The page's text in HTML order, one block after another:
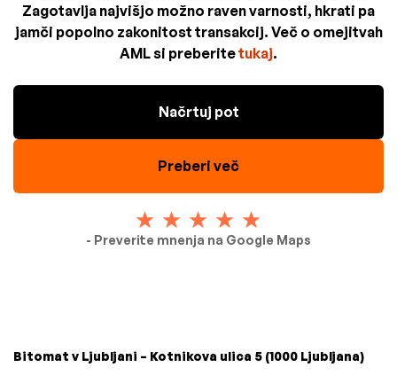
Zagotavlja najvišjo možno raven varnosti, hkrati pa
jamči popolno zakonitost transakcij. Več o omejitvah
AML si preberitetukaj.
Načrtuj pot
Preberi več
- Preverite mnenja na Google Maps
Bitomat v Ljubljani – Kotnikova ulica 5 (1000 Ljubljana)